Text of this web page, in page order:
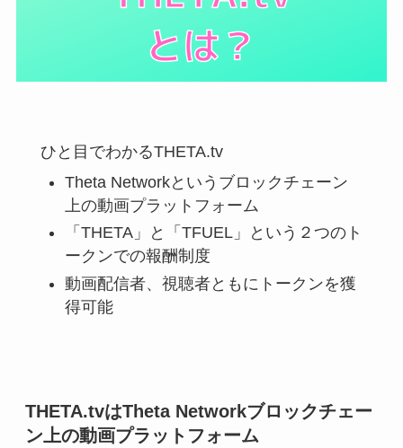
ひと目でわかるTHETA.tv
Theta Networkというブロックチェーン
上の動画プラットフォーム
「THETA」と「TFUEL」という２つのト
ークンでの報酬制度
動画配信者、視聴者ともにトークンを獲
得可能
THETA.tvはTheta Networkブロックチェー
ン上の動画プラットフォーム